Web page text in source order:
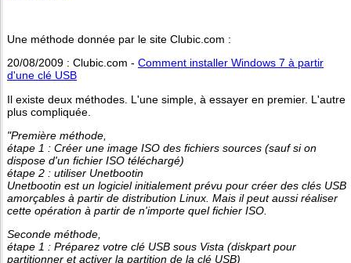
Une méthode donnée par le site Clubic.com :
20/08/2009 : Clubic.com - Comment installer Windows 7 à partir
d'une clé USB
Il existe deux méthodes. L'une simple, à essayer en premier. L'autre
plus compliquée.
"Première méthode,
étape 1 : Créer une image ISO des fichiers sources (sauf si on
dispose d'un fichier ISO téléchargé)
étape 2 : utiliser Unetbootin
Unetbootin est un logiciel initialement prévu pour créer des clés USB
amorçables à partir de distribution Linux. Mais il peut aussi réaliser
cette opération à partir de n'importe quel fichier ISO.
Seconde méthode,
étape 1 : Préparez votre clé USB sous Vista (diskpart pour
partitionner et activer la partition de la clé USB)